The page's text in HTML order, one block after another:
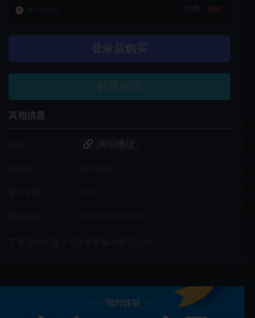
推荐
登录后购买
解压密码
其他信息
演示地址